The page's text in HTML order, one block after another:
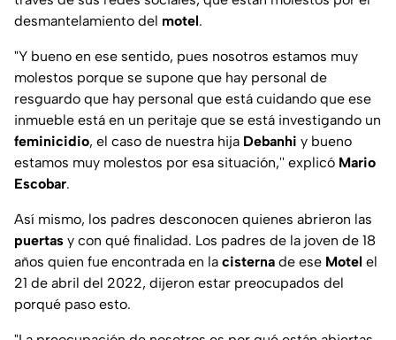
desmantelamiento del motel.
"Y bueno en ese sentido, pues nosotros estamos muy
molestos porque se supone que hay personal de
resguardo que hay personal que está cuidando que ese
inmueble está en un peritaje que se está investigando un
feminicidio, el caso de nuestra hija Debanhi y bueno
estamos muy molestos por esa situación,'' explicó Mario
Escobar.
Así mismo, los padres desconocen quienes abrieron las
puertas y con qué finalidad. Los padres de la joven de 18
años quien fue encontrada en la cisterna de ese Motel el
21 de abril del 2022, dijeron estar preocupados del
porqué paso esto.